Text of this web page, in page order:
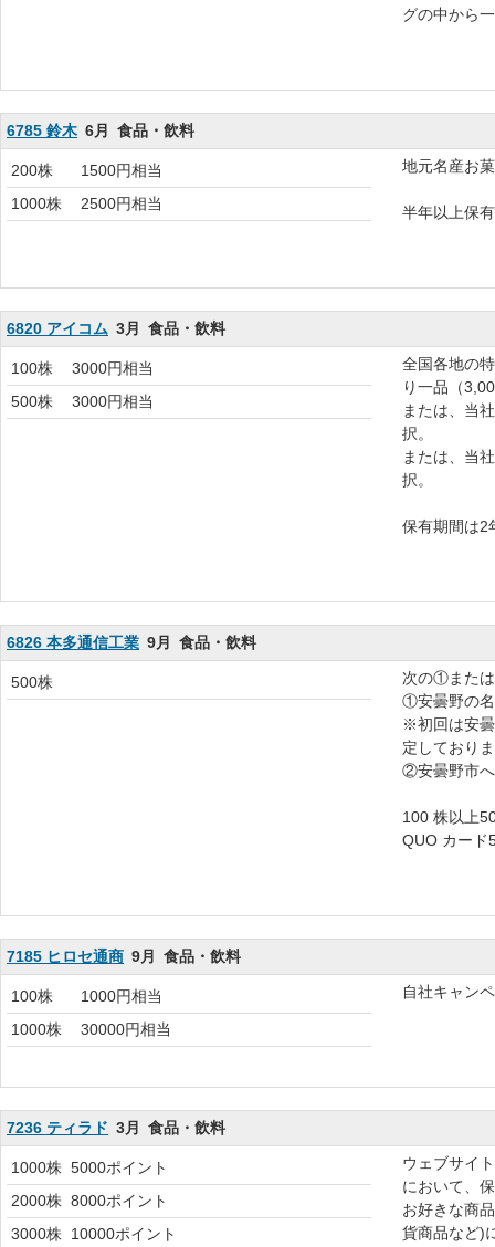
グの中から
6785 鈴木 6月 食品・飲料
200株
1500円相当
1000株
2500円相当
地元名産お
半年以上保有
6820 アイコム 3月 食品・飲料
100株
3000円相当
500株
3000円相当
全国各地の
り一品（
または、当
択。
または、当
択。
保有期間は2
6826 本多通信工業 9月 食品・飲料
500株
次の①また
①安曇野の
※初回は安
定しており
②安曇野市
100 株以上
QUO カード
7185 ヒロセ通商 9月 食品・飲料
100株
1000円相当
1000株
30000円相当
自社キャン
7236 ティラド 3月 食品・飲料
1000株 5000ポイント
2000株 8000ポイント
3000株 10000ポイント
ウェブサイ
において、
お好きな商
貨商品など)